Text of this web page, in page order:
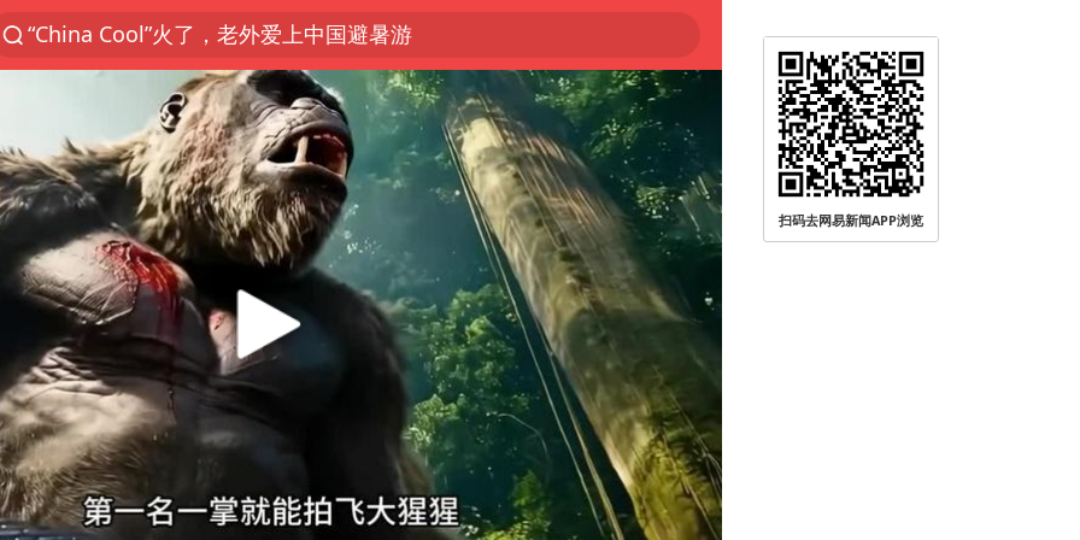
“China Cool”火了，老外爱上中国避暑游
香港宏福苑火灾或由烟头引起
浙江台州《告全体市民书》
以媒：穆杰塔巴被紧急送医情况危急
多所高校取消艺考
泰国初中生饮弹自尽前开了26枪
网约车司机充电时猝死保险拒赔
陕西柞水泥石流已致2死 仍有1人失联
店主称换“青海拉面”招牌后生意更好
22岁女生独闯南太行失联12天
今年第二强台风将带来多大影响
扫码去网易新闻APP浏览